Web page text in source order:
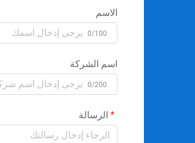
الاسم
0/100
اسم الشركة
0/200
الرسالة